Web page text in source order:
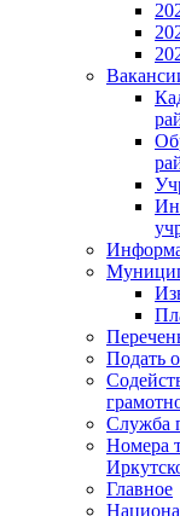
Подать
Служба
Номера
Главное